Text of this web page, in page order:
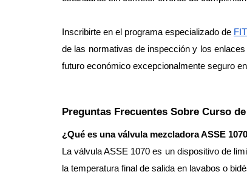
Inscribirte en el programa especializado de
de las normativas de inspección y los
futuro económico excepcionalmente seguro
Preguntas Frecuentes Sobre Curso
¿Qué es una válvula mezcladora ASSE
La válvula ASSE 1070 es un dispositivo de
la temperatura final de salida en lavabos o